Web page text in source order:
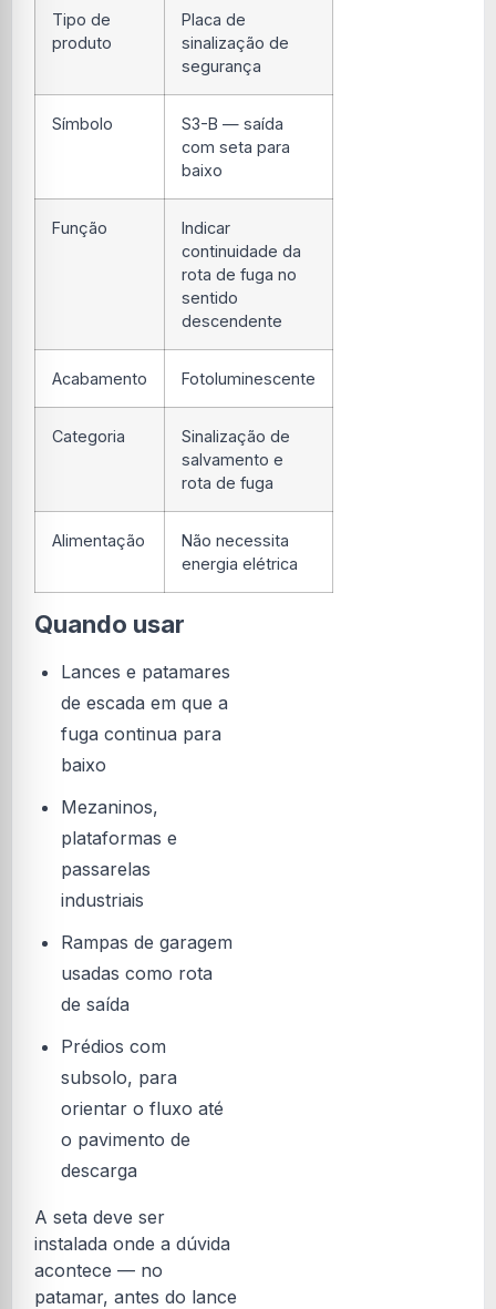
Tipo de
produto
Placa de
sinalização de
segurança
Símbolo
S3-B — saída
com seta para
baixo
Função
Indicar
continuidade da
rota de fuga no
sentido
descendente
Acabamento Fotoluminescente
Categoria
Sinalização de
salvamento e
rota de fuga
Alimentação
Não necessita
energia elétrica
Quando usar
Lances e patamares
de escada em que a
fuga continua para
baixo
Mezaninos,
plataformas e
passarelas
industriais
Rampas de garagem
usadas como rota
de saída
Prédios com
subsolo, para
orientar o fluxo até
o pavimento de
descarga
A seta deve ser
instalada onde a dúvida
acontece — no
patamar, antes do lance